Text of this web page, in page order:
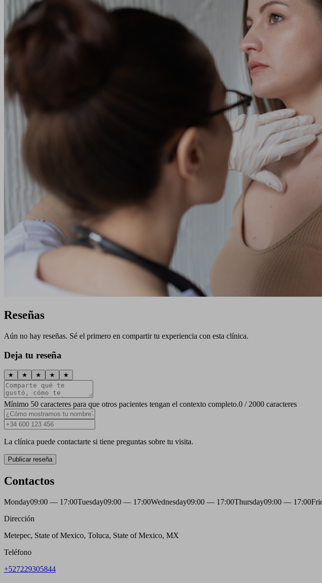
Reseñas
Aún no hay reseñas. Sé el primero en compartir tu experiencia con esta clínica.
Deja tu reseña
★ ★ ★ ★ ★
Mínimo 50 caracteres para que otros pacientes tengan el contexto completo.0 / 2000 caracteres
La clínica puede contactarte si tiene preguntas sobre tu visita.
Publicar reseña
Contactos
Monday09:00 — 17:00Tuesday09:00 — 17:00Wednesday09:00 — 17:00Thursday09:00 — 17:00
Dirección
Metepec, State of Mexico, Toluca, State of Mexico, MX
Teléfono
+527229305844